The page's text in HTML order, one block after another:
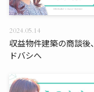
収益物件建築の商談後
ドバシへ
2024.05.14